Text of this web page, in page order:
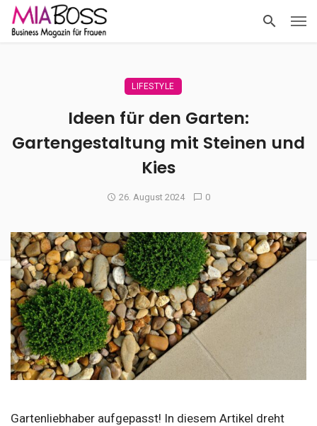
LIFESTYLE
Ideen für den Garten:
Gartengestaltung mit Steinen und
Kies
26. August 2024 0
Gartenliebhaber aufgepasst! In diesem Artikel dreht